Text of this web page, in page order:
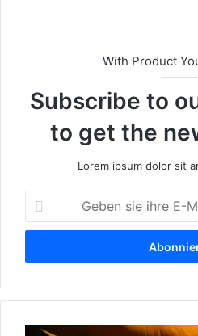
With Product
Subscribe to
to get the
Lorem ipsum dolor sit
b
n
i